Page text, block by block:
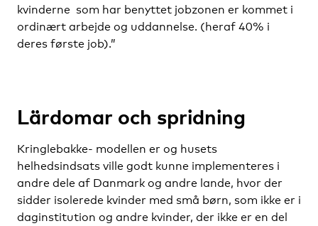
kvinderne som har benyttet jobzonen er kommet i
ordinært arbejde og uddannelse. (heraf 40% i
deres første job).”
Lärdomar och spridning
Kringlebakke- modellen er og husets
helhedsindsats ville godt kunne implementeres i
andre dele af Danmark og andre lande, hvor der
sidder isolerede kvinder med små børn, som ikke er i
daginstitution og andre kvinder, der ikke er en del